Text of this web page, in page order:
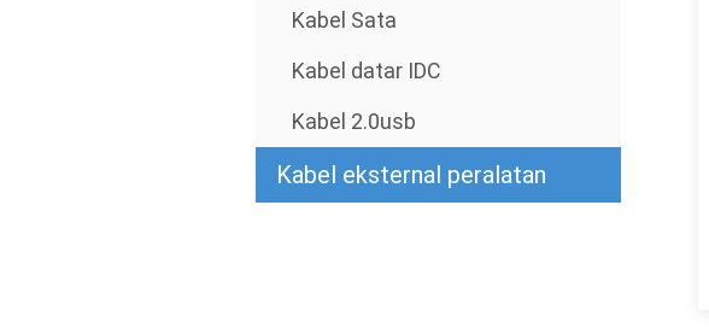
Kabel Sata
Kabel datar IDC
Kabel 2.0usb
Kabel eksternal peralatan